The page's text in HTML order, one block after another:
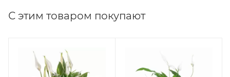
С этим товаром покупают